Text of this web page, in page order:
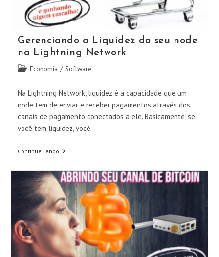
Gerenciando a Liquidez do seu node
na Lightning Network
Categoria
post:
Economia / Software
Na Lightning Network, liquidez é a capacidade que um
node tem de enviar e receber pagamentos através dos
canais de pagamento conectados a ele. Basicamente, se
você tem liquidez, você…
Continue LendoGerenciando
A
Do
Seu
Node
Na
Lightning
Network